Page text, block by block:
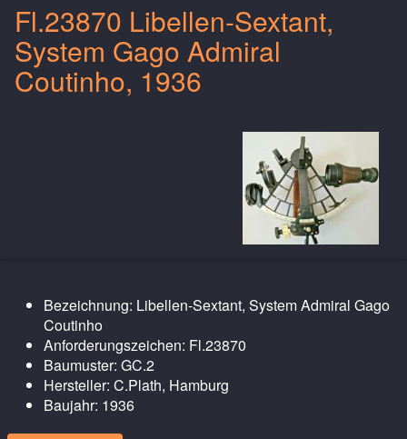
Fl.23870 Libellen-Sextant,
System Gago Admiral
Coutinho, 1936
Bezeichnung: Libellen-Sextant, System Admiral Gago
Coutinho
Anforderungszeichen: Fl.23870
Baumuster: GC.2
Hersteller: C.Plath, Hamburg
Baujahr: 1936